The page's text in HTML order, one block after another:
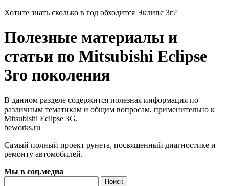
Хотите знать сколько в год обходится Эклипс 3г?
Полезные материалы и
статьи по Mitsubishi Eclipse
3го поколения
В данном разделе содержится полезная информация по
различным тематикам и общим вопросам, применительно к
Mitsubishi Eclipse 3G.
beworks.ru
Самый полный проект рунета, посвященный диагностике и
ремонту автомобилей.
Мы в соц.медиа